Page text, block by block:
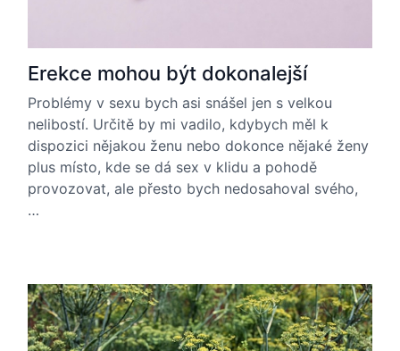
Erekce mohou být dokonalejší
Problémy v sexu bych asi snášel jen s velkou
nelibostí. Určitě by mi vadilo, kdybych měl k
dispozici nějakou ženu nebo dokonce nějaké ženy
plus místo, kde se dá sex v klidu a pohodě
provozovat, ale přesto bych nedosahoval svého,
…